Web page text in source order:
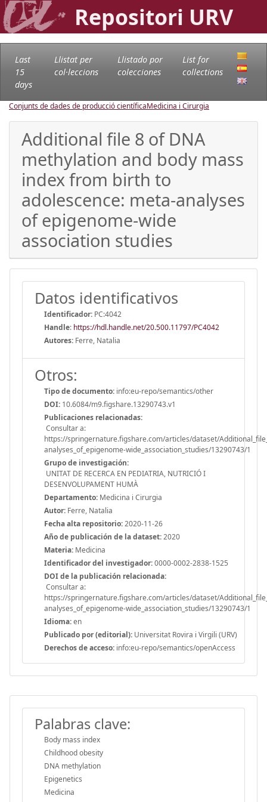
Repositori URV
Last
15
days
Llistat per
col·leccions
Llistado por
colecciones
List for
collections
Conjunts de dades de producció científicaMedicina i Cirurgia
Additional file 8 of DNA
methylation and body mass
index from birth to
adolescence: meta-analyses
of epigenome-wide
association studies
Datos identificativos
Identificador: PC:4042
Handle: https://hdl.handle.net/20.500.11797/PC4042
Autores: Ferre, Natalia
Otros:
Tipo de documento: info:eu-repo/semantics/other
DOI: 10.6084/m9.figshare.13290743.v1
Publicaciones relacionadas:
Consultar a:
https://springernature.figshare.com/articles/dataset/
analyses_of_epigenome-wide_association_studies/13290743/1
Grupo de investigación:
UNITAT DE RECERCA EN PEDIATRIA, NUTRICIÓ I
DESENVOLUPAMENT HUMÀ
Departamento: Medicina i Cirurgia
Autor: Ferre, Natalia
Fecha alta repositorio:2020-11-26
Año de publicación de la dataset:2020
Materia: Medicina
Identificador del investigador:0000-0002-2838-1525
DOI de la publicación relacionada:
Consultar a:
https://springernature.figshare.com/articles/dataset/
analyses_of_epigenome-wide_association_studies/13290743/1
Idioma:en
Publicado por (editorial): Universitat Rovira i Virgili (URV)
Derechos de acceso: info:eu-repo/semantics/openAccess
Palabras clave:
Body mass index
Childhood obesity
DNA methylation
Epigenetics
Medicina